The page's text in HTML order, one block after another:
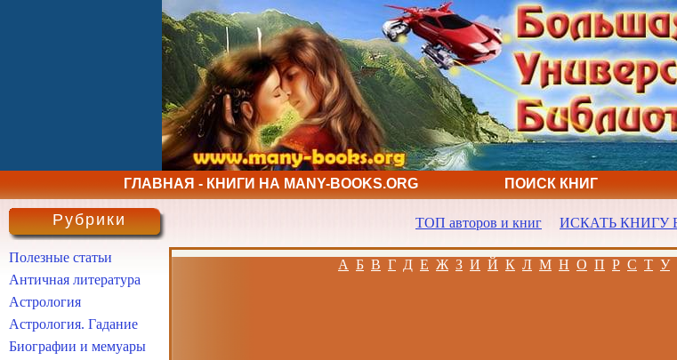
ГЛАВНАЯ - КНИГИ НА MANY-BOOKS.ORG ПОИСК КНИГ
ТОП авторов и книг ИСКАТЬ КНИГУ
А Б В Г Д Е Ж З И Й К Л М Н О П Р С Т У
Рубрики
Полезные статьи
Античная литература
Астрология
Астрология. Гадание
Биографии и мемуары